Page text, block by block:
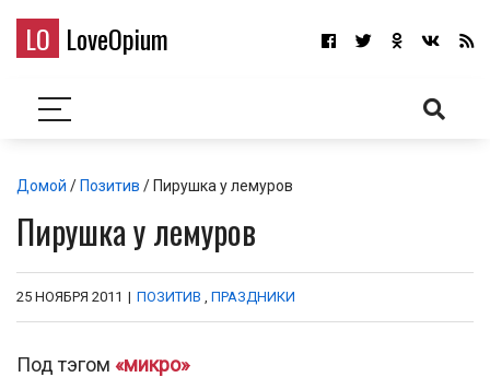
LO LoveOpium
Домой / Позитив / Пирушка у лемуров
Пирушка у лемуров
25 НОЯБРЯ 2011 | ПОЗИТИВ , ПРАЗДНИКИ
Под тэгом «микро»